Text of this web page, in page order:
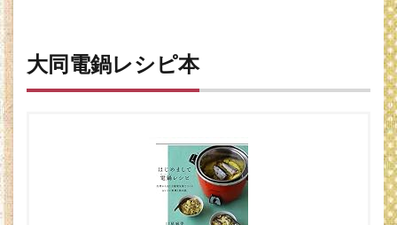
大同電鍋レシピ本